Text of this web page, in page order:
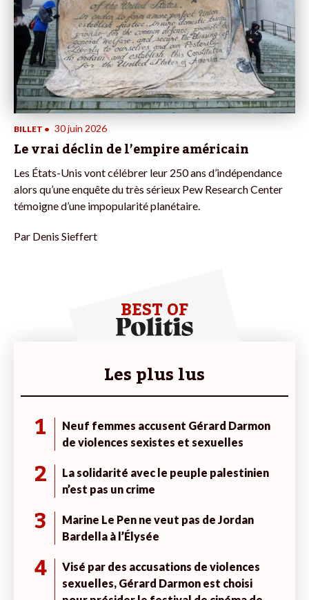
BILLET • 30 juin 2026
Le vrai déclin de l’empire américain
Les États-Unis vont célébrer leur 250 ans d’indépendance
alors qu’une enquête du très sérieux Pew Research Center
témoigne d’une impopularité planétaire.
Par Denis Sieffert
BEST OF
Les plus lus
1
Neuf femmes accusent Gérard Darmon
de violences sexistes et sexuelles
2
La solidarité avec le peuple palestinien
n’est pas un crime
3
Marine Le Pen ne veut pas de Jordan
Bardella à l’Élysée
4
Visé par des accusations de violences
sexuelles, Gérard Darmon est choisi